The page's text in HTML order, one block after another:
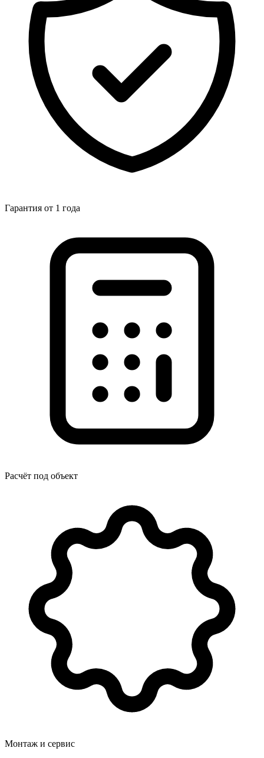
Гарантия от 1 года
Расчёт под объект
Монтаж и сервис